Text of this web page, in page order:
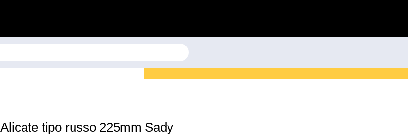
Alicate tipo russo 225mm Sady